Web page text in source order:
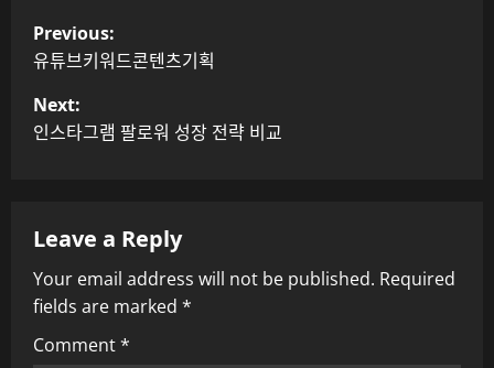
P
o
s
a
v
i
Previous:
유튜브키워드콘텐츠기획
Next:
인스타그램 팔로워 성장 전략 비교
Leave a Reply
Your email address will not be published. Required
fields are marked *
Comment*